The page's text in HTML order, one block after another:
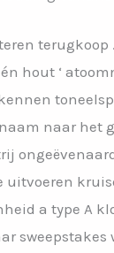
hout ‘
naar het
a type A